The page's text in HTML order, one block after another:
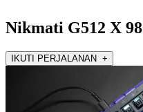
Nikmati G512 X 98
IKUTI PERJALANAN +